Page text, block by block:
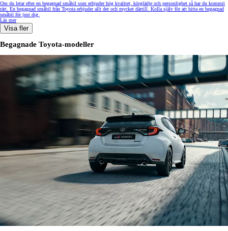
Om du letar efter en begagnad småbil som erbjuder hög kvalitet, körglädje och personlighet så har du kommit
rätt. En begagnad småbil från Toyota erbjuder allt det och mycket därtill. Kolla själv för att hitta en begagnad
småbil för just dig.
Läs mer
Visa fler
Begagnade Toyota-modeller